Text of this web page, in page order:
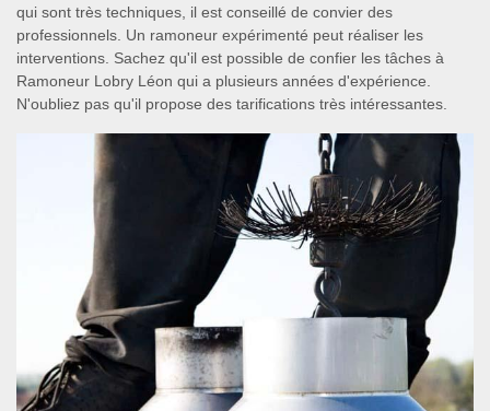
qui sont très techniques, il est conseillé de convier des
professionnels. Un ramoneur expérimenté peut réaliser les
interventions. Sachez qu'il est possible de confier les tâches à
Ramoneur Lobry Léon qui a plusieurs années d'expérience.
N'oubliez pas qu'il propose des tarifications très intéressantes.